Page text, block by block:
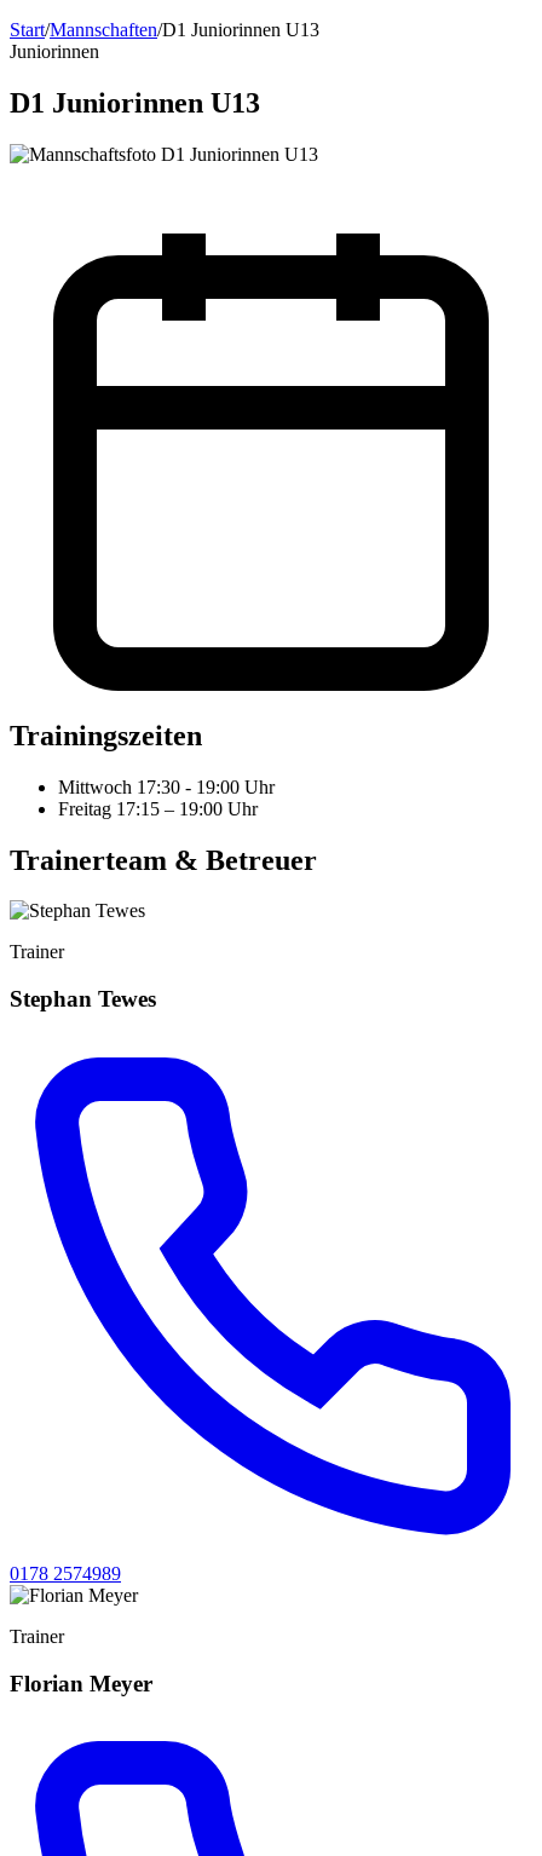
Start/Mannschaften/D1 Juniorinnen U13
Juniorinnen
D1 Juniorinnen U13
Trainingszeiten
Mittwoch 17:30 - 19:00 Uhr
Freitag 17:15 – 19:00 Uhr
Trainerteam & Betreuer
Trainer
Stephan Tewes
0178 2574989
Trainer
Florian Meyer